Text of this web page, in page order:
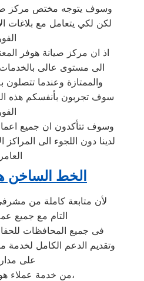
وسوف يتوجه مختص مركز
لكن لكي يتعامل مع بلاغات
الفور
اذ ان مركز صيانة هوفر
الى مستوى عالى بالخدمات
والممتازة وعندما تتصلون
سوف تجربون بأنفسكم هذه
الفور
وسوف تتأكدون ان جميع
لدينا دون اللجوء الى
الخط الساخن
لأن متابعة كاملة من
التام مع جميع
فى جميع المحافظات
وتقديم الدعم الكامل لخدمة
على
من خدمة عملاء هوفر فى العامرية،